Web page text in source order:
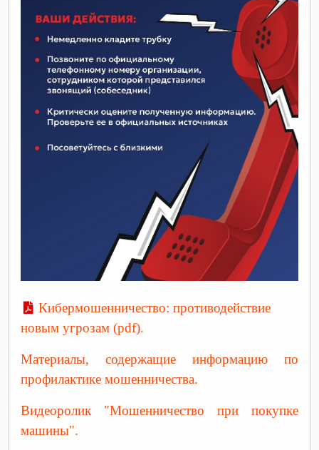
Кибермошенничество: противодействие
новым угрозам (pdf).
Материалы, содержащие информацию по
профилактике мошенничества.
Видеоролик "Мошенничество при покупке
машины".